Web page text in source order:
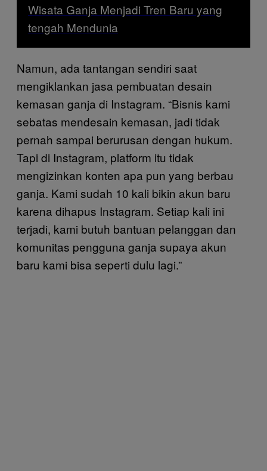
Wisata Ganja Menjadi Tren Baru yang
tengah Mendunia
Namun, ada tantangan sendiri saat
mengiklankan jasa pembuatan desain
kemasan ganja di Instagram. “Bisnis kami
sebatas mendesain kemasan, jadi tidak
pernah sampai berurusan dengan hukum.
Tapi di Instagram, platform itu tidak
mengizinkan konten apa pun yang berbau
ganja. Kami sudah 10 kali bikin akun baru
karena dihapus Instagram. Setiap kali ini
terjadi, kami butuh bantuan pelanggan dan
komunitas pengguna ganja supaya akun
baru kami bisa seperti dulu lagi.”